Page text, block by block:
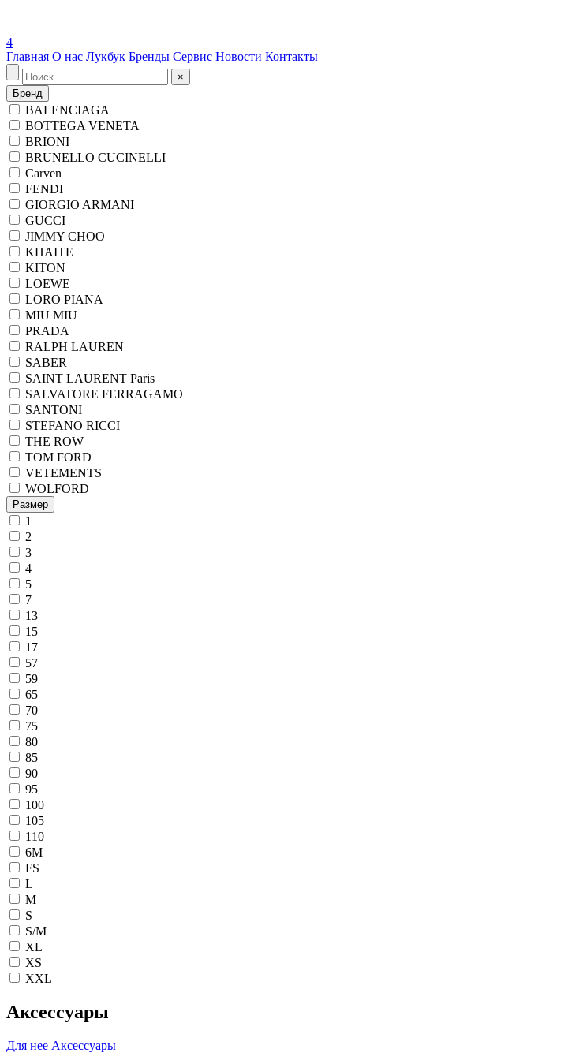
4
Главная О нас Лукбук Бренды Сервис Новости Контакты
×
Бренд
BALENCIAGA
BOTTEGA VENETA
BRIONI
BRUNELLO CUCINELLI
Carven
FENDI
GIORGIO ARMANI
GUCCI
JIMMY CHOO
KHAITE
KITON
LOEWE
LORO PIANA
MIU MIU
PRADA
RALPH LAUREN
SABER
SAINT LAURENT Paris
SALVATORE FERRAGAMO
SANTONI
STEFANO RICCI
THE ROW
TOM FORD
VETEMENTS
WOLFORD
Размер
1
2
3
4
5
7
13
15
17
57
59
65
70
75
80
85
90
95
100
105
110
6M
FS
L
M
S
S/M
XL
XS
XXL
Аксессуары
Для нее Аксессуары